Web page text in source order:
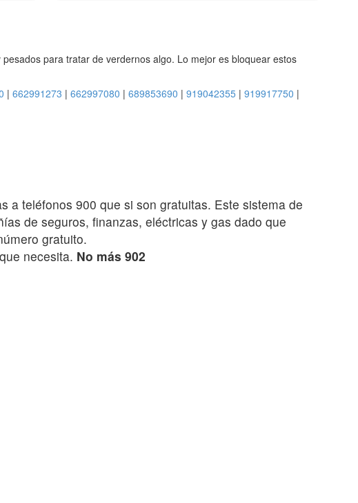
para tratar de verdernos algo. Lo mejor es bloquear estos
| 662991273 | 662997080 | 689853690 | 919042355 | 919917750 |
a teléfonos 900 que si son gratuitas. Este sistema de
de seguros, finanzas, eléctricas y gas dado que
gratuito.
necesita. No más 902